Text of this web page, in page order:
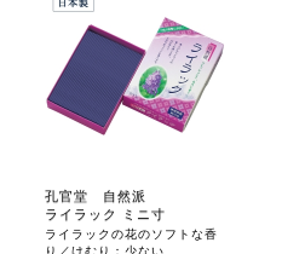
孔官堂 自然派
ライラック ミニ寸
ライラックの花のソフトな香
り／けむり：少ない